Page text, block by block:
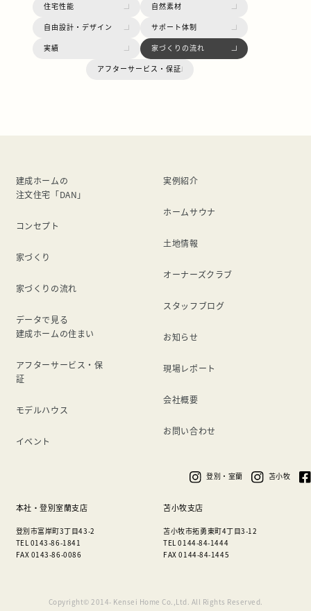
住宅性能
自然素材
自由設計・デザイン
サポート体制
実績
家づくりの流れ
アフターサービス・保証
建成ホームの
注文住宅「DAN」
コンセプト
家づくり
家づくりの流れ
データで見る
建成ホームの住まい
アフターサービス・保
証
モデルハウス
イベント
実例紹介
ホームサウナ
土地情報
オーナーズクラブ
スタッフブログ
お知らせ
現場レポート
会社概要
お問い合わせ
本社・登別室蘭支店
登別市富岸町3丁目43-2
TEL 0143-86-1841
FAX 0143-86-0086
苫小牧支店
苫小牧市拓勇東町4丁目3-12
TEL 0144-84-1444
FAX 0144-84-1445
登別・室蘭 苫小牧
Copyright© 2014- Kensei Home Co.,Ltd. All Rights Reserved.